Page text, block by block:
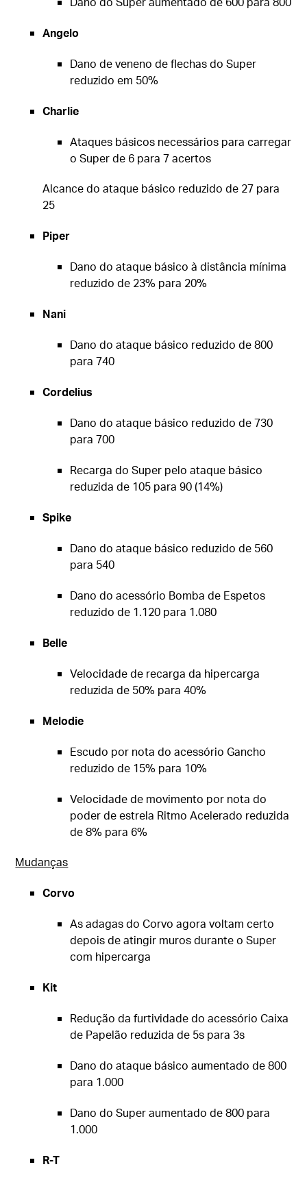
Angelo
Dano de veneno de flechas do Super
reduzido em 50%
Charlie
Ataques básicos necessários para carregar
o Super de 6 para 7 acertos
Alcance do ataque básico reduzido de 27 para
25
Piper
Dano do ataque básico à distância mínima
reduzido de 23% para 20%
Nani
Dano do ataque básico reduzido de 800
para 740
Cordelius
Dano do ataque básico reduzido de 730
para 700
Recarga do Super pelo ataque básico
reduzida de 105 para 90 (14%)
Spike
Dano do ataque básico reduzido de 560
para 540
Dano do acessório Bomba de Espetos
reduzido de 1.120 para 1.080
Belle
Velocidade de recarga da hipercarga
reduzida de 50% para 40%
Melodie
Escudo por nota do acessório Gancho
reduzido de 15% para 10%
Velocidade de movimento por nota do
poder de estrela Ritmo Acelerado reduzida
de 8% para 6%
Mudanças
Corvo
As adagas do Corvo agora voltam certo
depois de atingir muros durante o Super
com hipercarga
Kit
Redução da furtividade do acessório Caixa
de Papelão reduzida de 5s para 3s
Dano do ataque básico aumentado de 800
para 1.000
Dano do Super aumentado de 800 para
1.000
R-T